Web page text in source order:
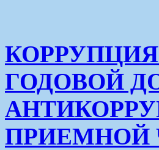
ГОДОВОЙ
ПРИЕМНОЙ